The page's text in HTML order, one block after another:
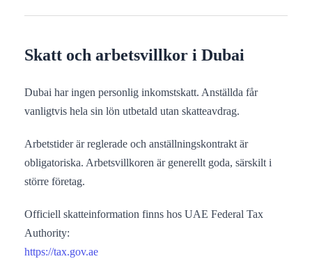
Skatt och arbetsvillkor i Dubai
Dubai har ingen personlig inkomstskatt. Anställda får
vanligtvis hela sin lön utbetald utan skatteavdrag.
Arbetstider är reglerade och anställningskontrakt är
obligatoriska. Arbetsvillkoren är generellt goda, särskilt i
större företag.
Officiell skatteinformation finns hos UAE Federal Tax
Authority:
https://tax.gov.ae